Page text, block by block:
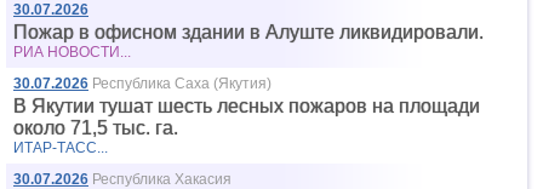
30.07.2026
Пожар в офисном здании в Алуште ликвидировали.
РИА НОВОСТИ...
30.07.2026 Республика Саха (Якутия)
В Якутии тушат шесть лесных пожаров на площади
около 71,5 тыс. га.
ИТАР-ТАСС...
30.07.2026 Республика Хакасия